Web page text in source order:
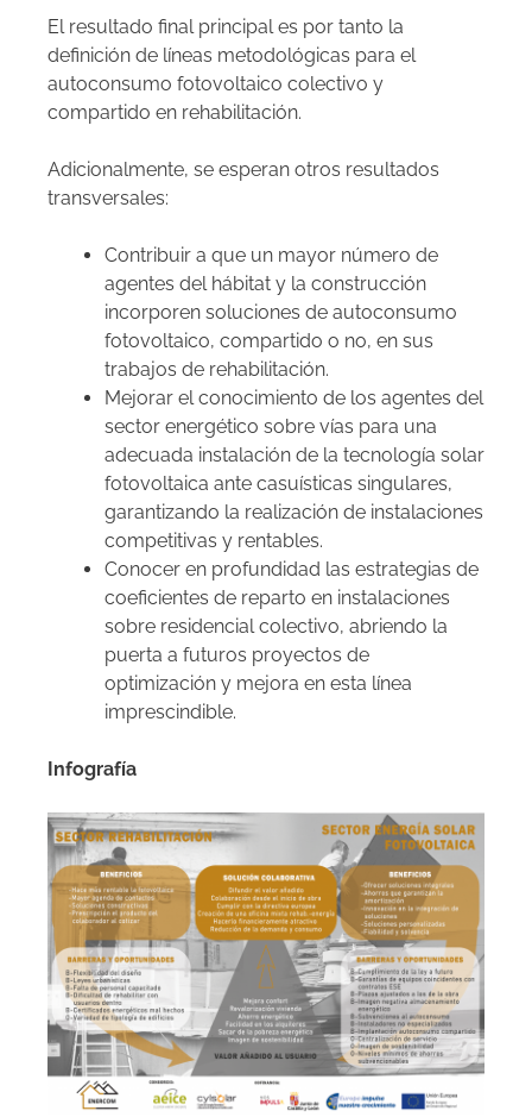
El resultado final principal es por tanto la
definición de líneas metodológicas para el
autoconsumo fotovoltaico colectivo y
compartido en rehabilitación.
Adicionalmente, se esperan otros resultados
transversales:
Contribuir a que un mayor número de
agentes del hábitat y la construcción
incorporen soluciones de autoconsumo
fotovoltaico, compartido o no, en sus
trabajos de rehabilitación.
Mejorar el conocimiento de los agentes del
sector energético sobre vías para una
adecuada instalación de la tecnología solar
fotovoltaica ante casuísticas singulares,
garantizando la realización de instalaciones
competitivas y rentables.
Conocer en profundidad las estrategias de
coeficientes de reparto en instalaciones
sobre residencial colectivo, abriendo la
puerta a futuros proyectos de
optimización y mejora en esta línea
imprescindible.
Infografía